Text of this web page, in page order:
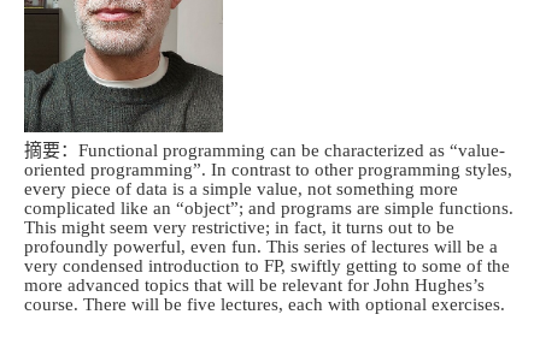
摘要： Functional programming can be characterized as “value-
oriented programming”. In contrast to other programming styles,
every piece of data is a simple value, not something more
complicated like an “object”; and programs are simple functions.
This might seem very restrictive; in fact, it turns out to be
profoundly powerful, even fun. This series of lectures will be a
very condensed introduction to FP, swiftly getting to some of the
more advanced topics that will be relevant for John Hughes’s
course. There will be five lectures, each with optional exercises.